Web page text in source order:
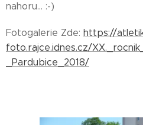
nahoru... :-)
Fotogalerie Zde: https://
foto.rajce.idnes.cz/
_Pardubice_2018/